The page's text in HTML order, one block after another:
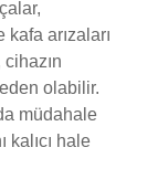
arızaları
olabilir.
müdahale
kalıcı hale